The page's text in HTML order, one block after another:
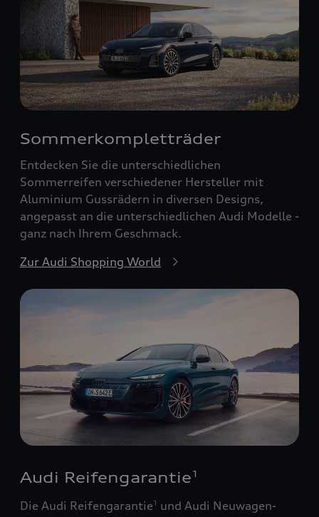
Sommerkompletträder
Entdecken Sie die unterschiedlichen
Sommerreifen verschiedener Hersteller mit
Aluminium Gussrädern in diversen Designs,
angepasst an die unterschiedlichen Audi Modelle -
ganz nach Ihrem Geschmack.
Zur Audi Shopping World
Audi Reifengarantie 1
Die Audi Reifengarantie1
und Audi Neuwagen-